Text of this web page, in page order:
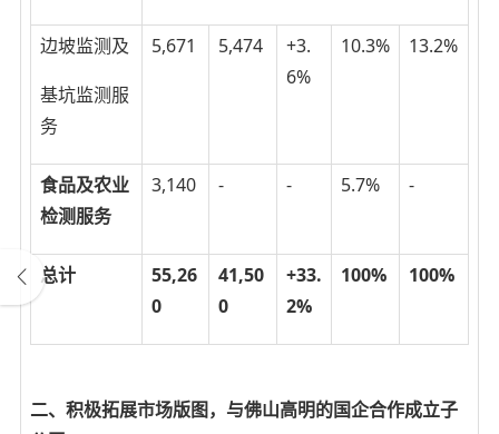
边坡监测及
基坑监测服
务
5,671 5,474
+3.
6%
10.3% 13.2%
食品及农业
检测服务
3,140 - - 5.7% -
总计
55,26
0
41,50
0
+33.
2%
100% 100%
二、积极拓展市场版图，与佛山高明的国企合作成立子